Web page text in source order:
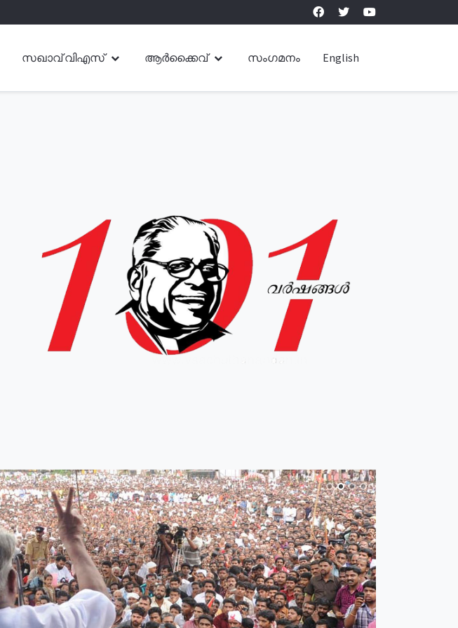
സഖാവ് വിഎസ് ആർക്കൈവ് സംഗമനം English